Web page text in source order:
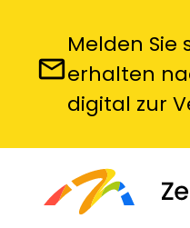
email
Melden
erhalten
digital zur
Veröffentlicht am
label Senioren